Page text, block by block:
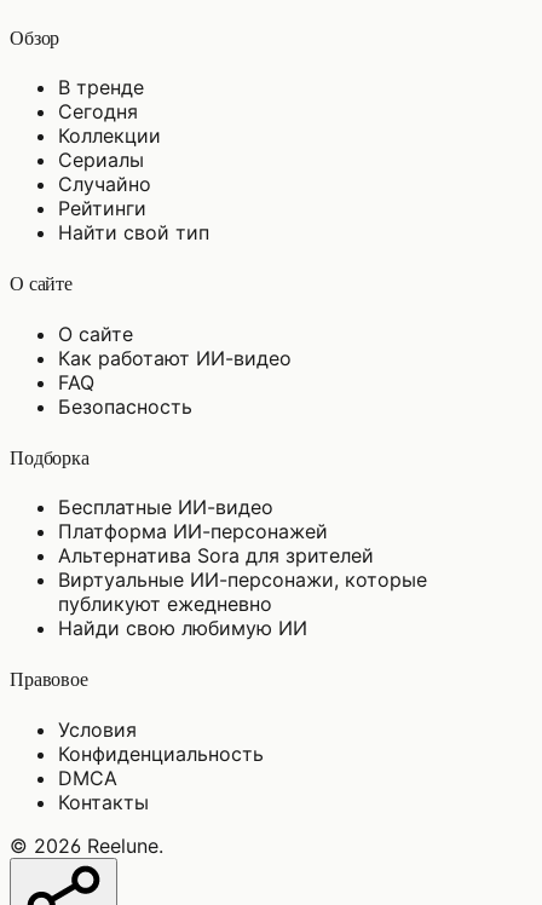
Обзор
В тренде
Сегодня
Коллекции
Сериалы
Случайно
Рейтинги
Найти свой тип
О сайте
О сайте
Как работают ИИ-видео
FAQ
Безопасность
Подборка
Бесплатные ИИ-видео
Платформа ИИ-персонажей
Альтернатива Sora для зрителей
Виртуальные ИИ-персонажи, которые
публикуют ежедневно
Найди свою любимую ИИ
Правовое
Условия
Конфиденциальность
DMCA
Контакты
© 2026 Reelune.